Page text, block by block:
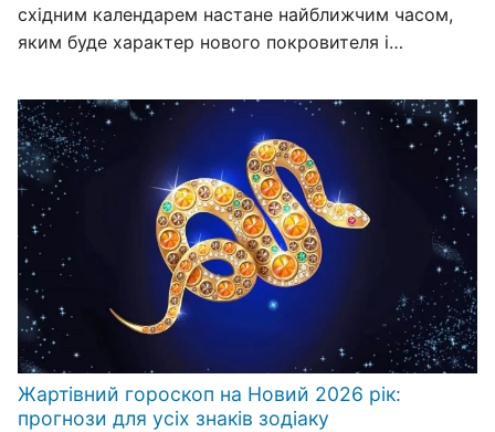
східним календарем настане найближчим часом,
яким буде характер нового покровителя і…
Жартівний гороскоп на Новий 2026 рік:
прогнози для усіх знаків зодіаку